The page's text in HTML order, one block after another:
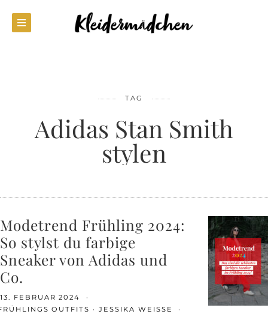
TAG
Adidas Stan Smith
stylen
Modetrend Frühling 2024:
So stylst du farbige
Sneaker von Adidas und
Co.
13. FEBRUAR 2024
OUTFITS
JESSIKA WEISSE